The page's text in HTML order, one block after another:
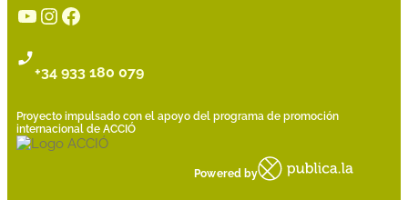
YouTube
Instagram
Facebook
+34 933 180 079
Proyecto impulsado con el apoyo del programa de promoción
internacional de ACCIÓ
Powered by